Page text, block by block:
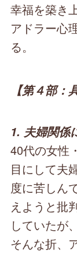
幸福を築き
アドラー心
る。
【第４部：
1. 夫婦関係
40代の女性
目にして夫
度に苦しん
えようと批
していたが
そんな折、